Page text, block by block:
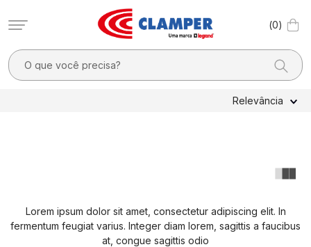
0
O que você precisa?
Relevância
Lorem ipsum dolor sit amet, consectetur adipiscing elit. In
fermentum feugiat varius. Integer diam lorem, sagittis a faucibus
at, congue sagittis odio
5º
pocket x